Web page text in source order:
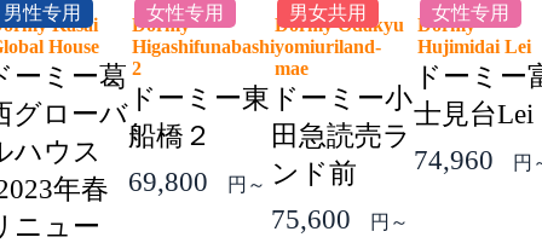
男性专用
Kasai
House
ーミー葛
グローバ
ハウス
年春
ニュー
女性专用
Dormy
Higashifunabashi
2
ドーミー東
船橋２
69,800
円～
男女共用
Dormy Odakyu
yomiuriland-
mae
ドーミー小
田急読売ラ
ンド前
75,600
円～
女性专用
Dormy
Hujimidai
ドーミー
士見台Lei
74,960
円